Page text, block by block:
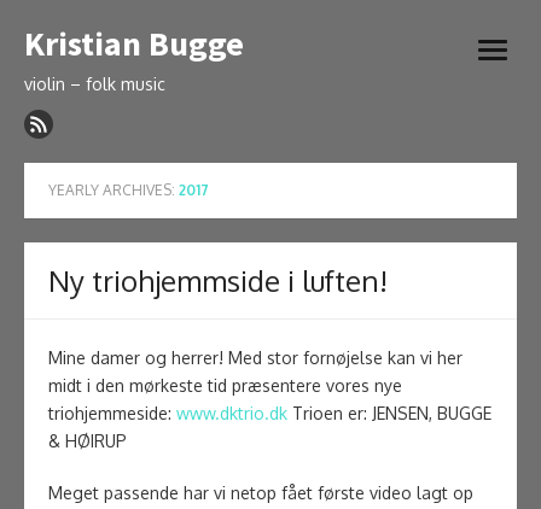
to
Kristian Bugge
violin – folk music
open
YEARLY ARCHIVES: 2017
Ny triohjemmside i luften!
Mine damer og herrer! Med stor fornøjelse kan vi her
midt i den mørkeste tid præsentere vores nye
triohjemmeside: www.dktrio.dk Trioen er: JENSEN, BUGGE
& HØIRUP
Meget passende har vi netop fået første video lagt op